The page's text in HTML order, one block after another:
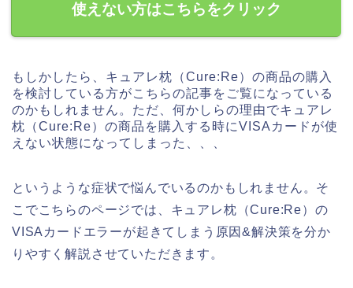
使えない方はこちらをクリック
もしかしたら、キュアレ枕（Cure:Re）の商品の購入
を検討している方がこちらの記事をご覧になっている
のかもしれません。ただ、何かしらの理由でキュアレ
枕（Cure:Re）の商品を購入する時にVISAカードが使
えない状態になってしまった、、、
というような症状で悩んでいるのかもしれません。そ
こでこちらのページでは、キュアレ枕（Cure:Re）の
VISAカードエラーが起きてしまう原因&解決策を分か
りやすく解説させていただきます。